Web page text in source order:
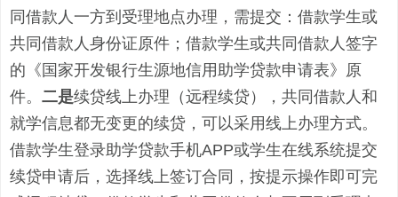
同借款人一方到受理地点办理 ， 需提交： 借款学生或
共同借款人身份证原件；借款学生或共同借款人签字
的《国家开发银行生源地信用助学贷款申请表》原
件。 二是续贷线上办理（远程续贷） ， 共同借款人和
就学信息都无变更的续贷，可以采用线上办理方式。
借款学生登录助学贷款手机APP或学生在线系统提交
续贷申请后，选择线上签订合同，按提示操作即可完